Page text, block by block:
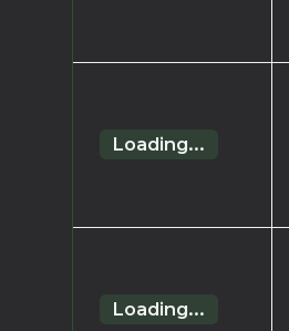
Loading...
Loading...